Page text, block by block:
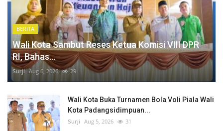
BERITA
Wali Kota Sambut Reses Ketua Komisi VIII DPR
RI, Bahas...
Surji Aug 6, 2026 29
Wali Kota Buka Turnamen Bola Voli Piala Wali
Kota Padangsidimpuan...
Surji Aug 5, 2026 31